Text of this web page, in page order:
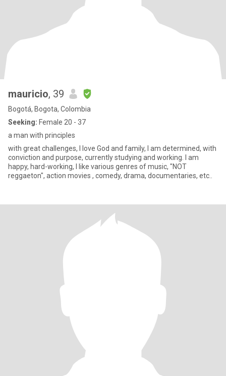
mauricio, 39
Bogotá, Bogota, Colombia
Seeking: Female 20 - 37
a man with principles
with great challenges, I love God and family, I am determined, with
conviction and purpose, currently studying and working. I am
happy, hard-working, I like various genres of music, "NOT
reggaeton", action movies , comedy, drama, documentaries, etc..